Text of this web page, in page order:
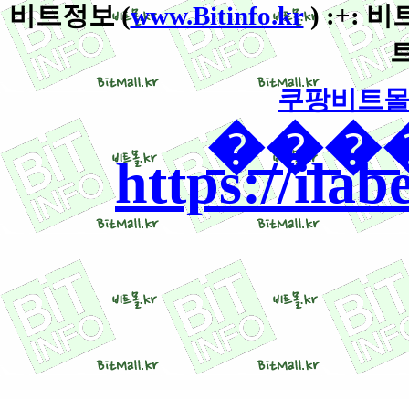
비트정보 (www.Bitinfo.kr ) :+: 비
쿠팡비트
https://